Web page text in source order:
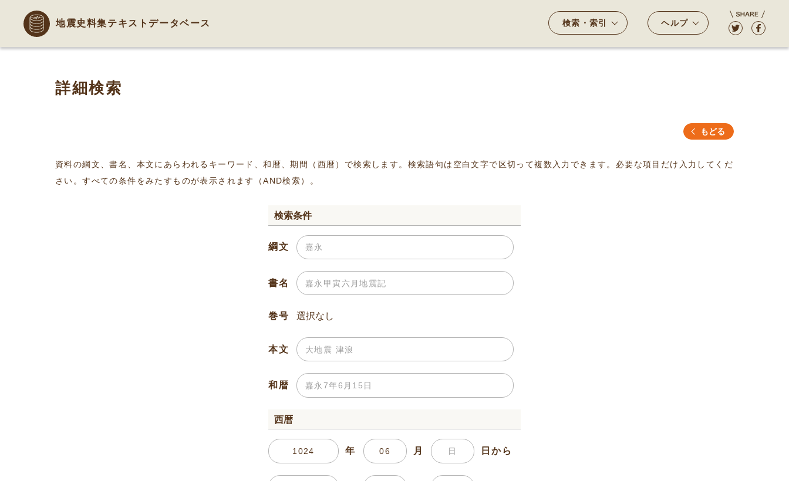
地震史料集テキストデータベース 検索・索引 ヘルプ
詳細検索
もどる
資料の綱文、書名、本文にあらわれるキーワード、和暦、期間（西暦）で検索します。検索語句は空白文字で区切って複数入力できます。必要な項目だけ入力してくだ
さい。すべての条件をみたすものが表示されます（AND検索）。
検索条件
綱文
書名
巻号
本文
和暦
西暦
年 月 日から